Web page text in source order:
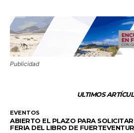
Publicidad
ULTIMOS
EVENTOS
ABIERTO EL PLAZO PARA
FERIA DEL LIBRO DE